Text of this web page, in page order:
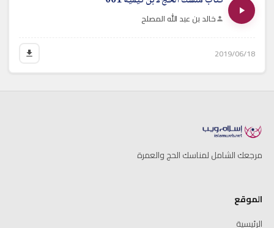
خالد بن عبد الله المصلح
2019/06/18
مرجعك الشامل لمناسك الحج والعمرة
الموقع
الرئيسية